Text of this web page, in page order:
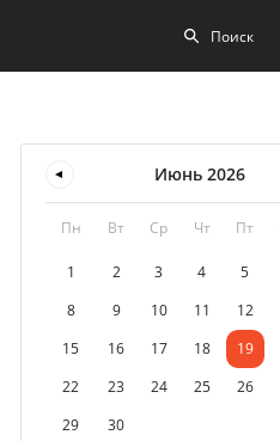
Июнь 2026
Пн Вт Ср Чт Пт
1 2 3 4 5
8
9 10 11 12
15
16 17 18 19
22
23 24 25 26
29
30